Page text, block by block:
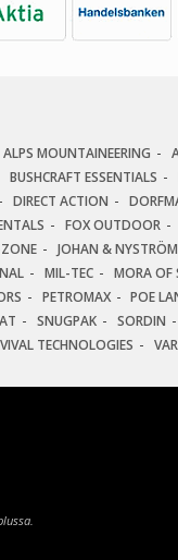
ALPS MOUNTAINEERING
BUSHCRAFT ESSENTIALS
DIRECT ACTION
FOX OUTDOOR
JOHAN & NYSTRÖM
MIL-TEC MORA OF
PETROMAX POE
SNUGPAK SORDIN
TECHNOLOGIES